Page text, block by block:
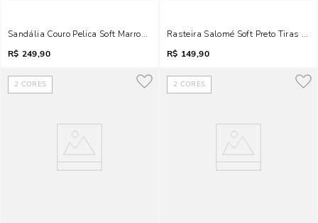
Sandália Couro Pelica Soft Marrom Doce De Leite Salto Fino
R$ 249,90
Rasteira Salomé Soft Preto Tiras
R$ 149,90
2 CORES 2 CORES